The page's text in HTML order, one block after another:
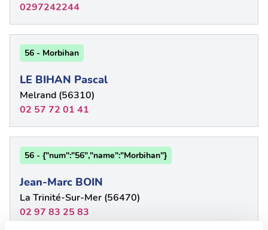
0297242244
56 - Morbihan
LE BIHAN Pascal
Melrand (56310)
02 57 72 01 41
56 - {"num":"56","name":"Morbihan"}
Jean-Marc BOIN
La Trinité-Sur-Mer (56470)
02 97 83 25 83